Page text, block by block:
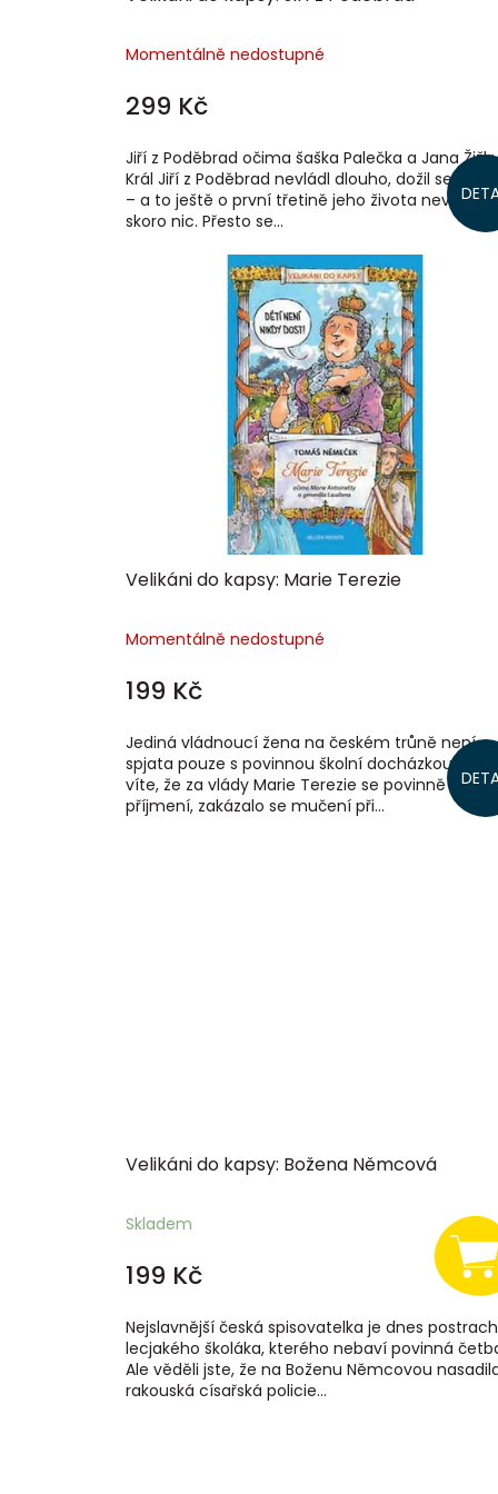
Momentálně nedostupné
299 Kč
Jiří z Poděbrad očima šaška Palečka a Jana
Král Jiří z Poděbrad nevládl dlouho, dožil se jen
– a to ještě o první třetině jeho života nevíme
skoro nic. Přesto se...
Velikáni do kapsy: Marie Terezie
Momentálně nedostupné
199 Kč
Jediná vládnoucí žena na českém trůně není
spjata pouze s povinnou školní docházkou.
víte, že za vlády Marie Terezie se povinně
příjmení, zakázalo se mučení při...
Velikáni do kapsy: Božena Němcová
Skladem
199 Kč
Nejslavnější česká spisovatelka je dnes
lecjakého školáka, kterého nebaví povinná
Ale věděli jste, že na Boženu Němcovou
rakouská císařská policie...